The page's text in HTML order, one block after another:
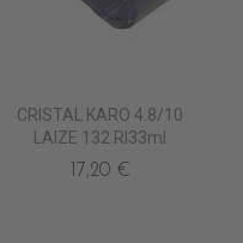
CRISTAL KARO 4.8/10
LAIZE 132 Rl33ml
17,20 €